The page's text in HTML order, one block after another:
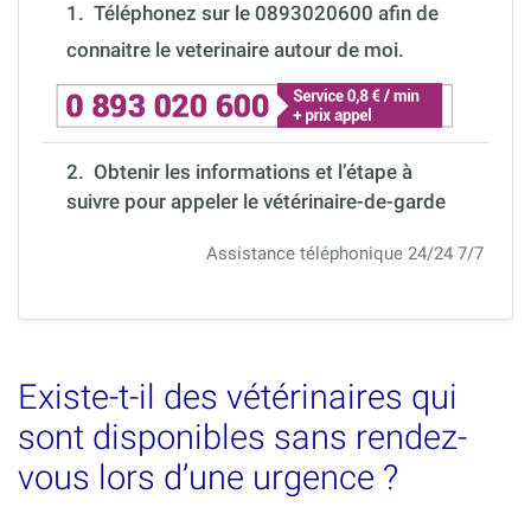
1. Téléphonez sur le 0893020600 afin de
connaitre le veterinaire autour de moi.
2. Obtenir les informations et l’étape à
suivre pour appeler le vétérinaire-de-garde
Assistance téléphonique 24/24 7/7
Existe-t-il des vétérinaires qui
sont disponibles sans rendez-
vous lors d’une urgence ?